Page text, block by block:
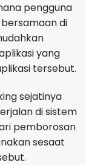
pengguna
di
yang
tersebut.
sejatinya
di sistem
pemborosan
sesaat